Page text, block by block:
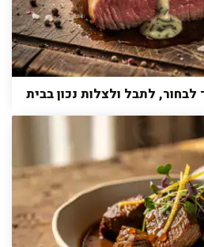
לתבל ולצלות נכון בבית